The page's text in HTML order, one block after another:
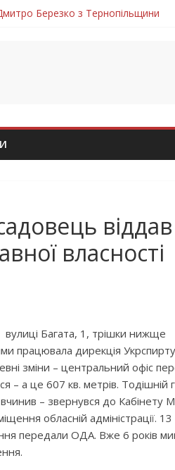
Березко з Тернопільщини
повертається до рідного дому
воїн Володимир
додому повертається
віддав
власності
Багата, 1, трішки нижще
працювала дирекція
зміни – центральний офіс
– а це 607 кв. метрів. Тодішній
– звернувся до Кабінету
обласній адміністрації. 13
передали ОДА. Вже 6 років